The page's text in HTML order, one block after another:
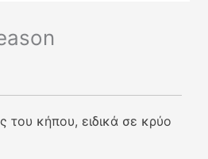
του κήπου, ειδικά σε κρύο